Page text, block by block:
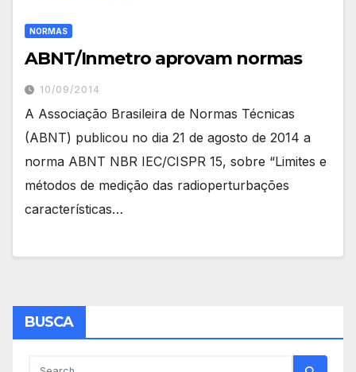
NORMAS
ABNT/Inmetro aprovam normas
10/09/2014
A Associação Brasileira de Normas Técnicas
(ABNT) publicou no dia 21 de agosto de 2014 a
norma ABNT NBR IEC/CISPR 15, sobre “Limites e
métodos de medição das radioperturbações
características…
BUSCA